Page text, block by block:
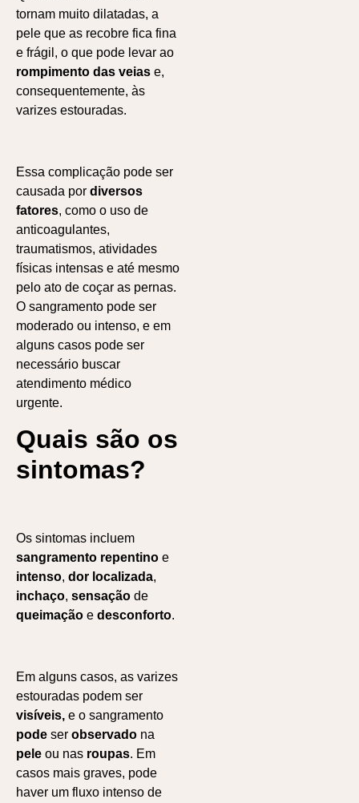
tornam muito dilatadas, a
pele que as recobre fica fina
e frágil, o que pode levar ao
rompimento das veias e,
consequentemente, às
varizes estouradas.
Essa complicação pode ser
causada por diversos
fatores, como o uso de
anticoagulantes,
traumatismos, atividades
físicas intensas e até mesmo
pelo ato de coçar as pernas.
O sangramento pode ser
moderado ou intenso, e em
alguns casos pode ser
necessário buscar
atendimento médico
urgente.
Quais são os
sintomas?
Os sintomas incluem
sangramento repentino e
intenso, dor localizada,
inchaço, sensação de
queimação e desconforto.
Em alguns casos, as varizes
estouradas podem ser
visíveis, e o sangramento
pode ser observado na
pele ou nas roupas. Em
casos mais graves, pode
haver um fluxo intenso de